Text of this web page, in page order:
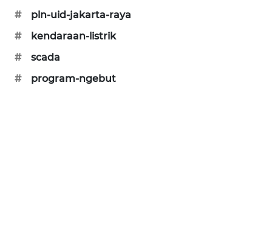
#
pln-uid-jakarta-raya
#
kendaraan-listrik
#
scada
#
program-ngebut
MARTABAT
NET
WATCH